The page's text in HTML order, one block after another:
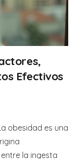
Efectivos
obesidad es una
la ingesta